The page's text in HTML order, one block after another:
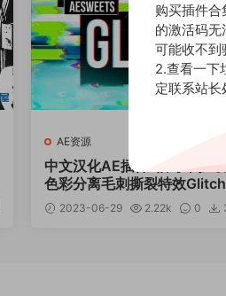
AE资源
中文汉化AE插件-信号干扰破
色彩分离毛刺撕裂特效
1.2.2 Win
2023-06-29 2.22k 0
购买插件
的激活码
可能收不到
2.查看一下
定联系站